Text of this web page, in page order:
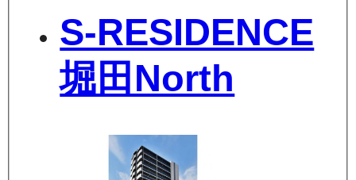
S-RESIDENCE
堀田North